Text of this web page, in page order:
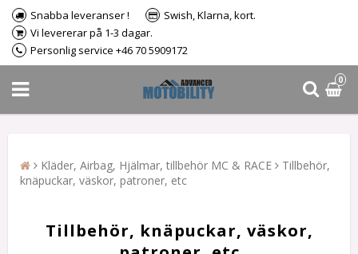
Snabba leveranser !
Swish, Klarna, kort.
Vi levererar på 1-3 dagar.
Personlig service +46 70 5909172
0
Kläder, Airbag, Hjälmar, tillbehör MC & RACE
Tillbehör,
knäpuckar, väskor, patroner, etc
Tillbehör, knäpuckar, väskor,